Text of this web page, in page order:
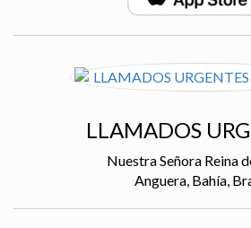
LLAMADOS
Nuestra Señora Reina
Anguera, Bahía,